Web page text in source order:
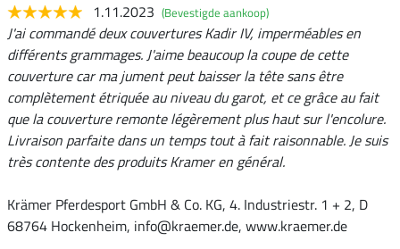
1.11.2023 (Bevestigde aankoop)
J'ai commandé deux couvertures Kadir IV, imperméables en
différents grammages. J'aime beaucoup la coupe de cette
couverture car ma jument peut baisser la tête sans être
complètement étriquée au niveau du garot, et ce grâce au fait
que la couverture remonte légèrement plus haut sur l'encolure.
Livraison parfaite dans un temps tout à fait raisonnable. Je suis
très contente des produits Kramer en général.
Krämer Pferdesport GmbH & Co. KG, 4. Industriestr. 1 + 2, D
68764 Hockenheim, info@kraemer.de, www.kraemer.de